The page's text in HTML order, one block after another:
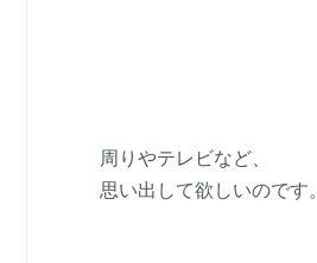
周りやテレビなど、
思い出して欲しいのです。